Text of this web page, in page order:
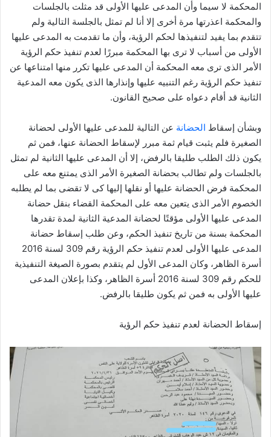
المحكمة لا سيما وأن المدعى عليها الأولى قد مثلت بالجلسات
والمحكمة اعذرتها مرة أخرى إلا أنا لم تمثل بالجلسة التالية ولم
تتقدم بما يفيد لتنفيذها لحكم الرؤية، وأن ما تقدمت به المدعى عليها
الأولى من أسباب لا ترى بها المحكمة مبررًا لعدم تنفيذ حكم الرؤية
الأمر الذى ترى معه المحكمة أن المدعى عليها تكرر منها امتناعها عن
تنفيذ حكم الرؤية رغم التنبيه عليها وإنذارها الذى يكون معه المدعية
الثانية قد أقام دعواه على صحيح القانون.
وبشأن إسقاط الحضانة عن التالية للمدعى عليها الأولى لحضانة
الصغيرة فلم يثبت قيام ثمة مبرر لإسقاط الحضانة عنها، فمن ثم
يكون ذلك الطلب طليقا بالرفض، إلا أن المدعى عليها الثانية لم تمثل
بالجلسات ولم تطالب بحضانة الصغيرة الأمر الذى يمتنع معه على
المحكمة فرض الحضانة عليها أو نقلها إليها كى لا تقضى بما لم يطلبه
الخصوم الأمر الذى يتعين معه على المحكمة القضاء بنقل حضانة
المدعى عليها الأولى مؤقتًا لحضانة المدعية الثانية لمدة تقدرها
المحكمة بسنة من تاريخ تنفيذ الحكم، وعن طلب إسقاط حضانة
المدعى عليها الأولى لعدم تنفيذ حكم الرؤية رقم 309 لسنة 2016
أسرة الظاهر، وكان المدعى الأول لم يتقدم بصورة الصيغة التنفيذية
للحكم رقم 309 لسنة 2016 أسرة الظاهر، وكذا بإعلان المدعى
عليها الأولى به فمن ثم يكون طليقا بالرفض.
إسقاط الحضانة لعدم تنفيذ حكم الرؤية